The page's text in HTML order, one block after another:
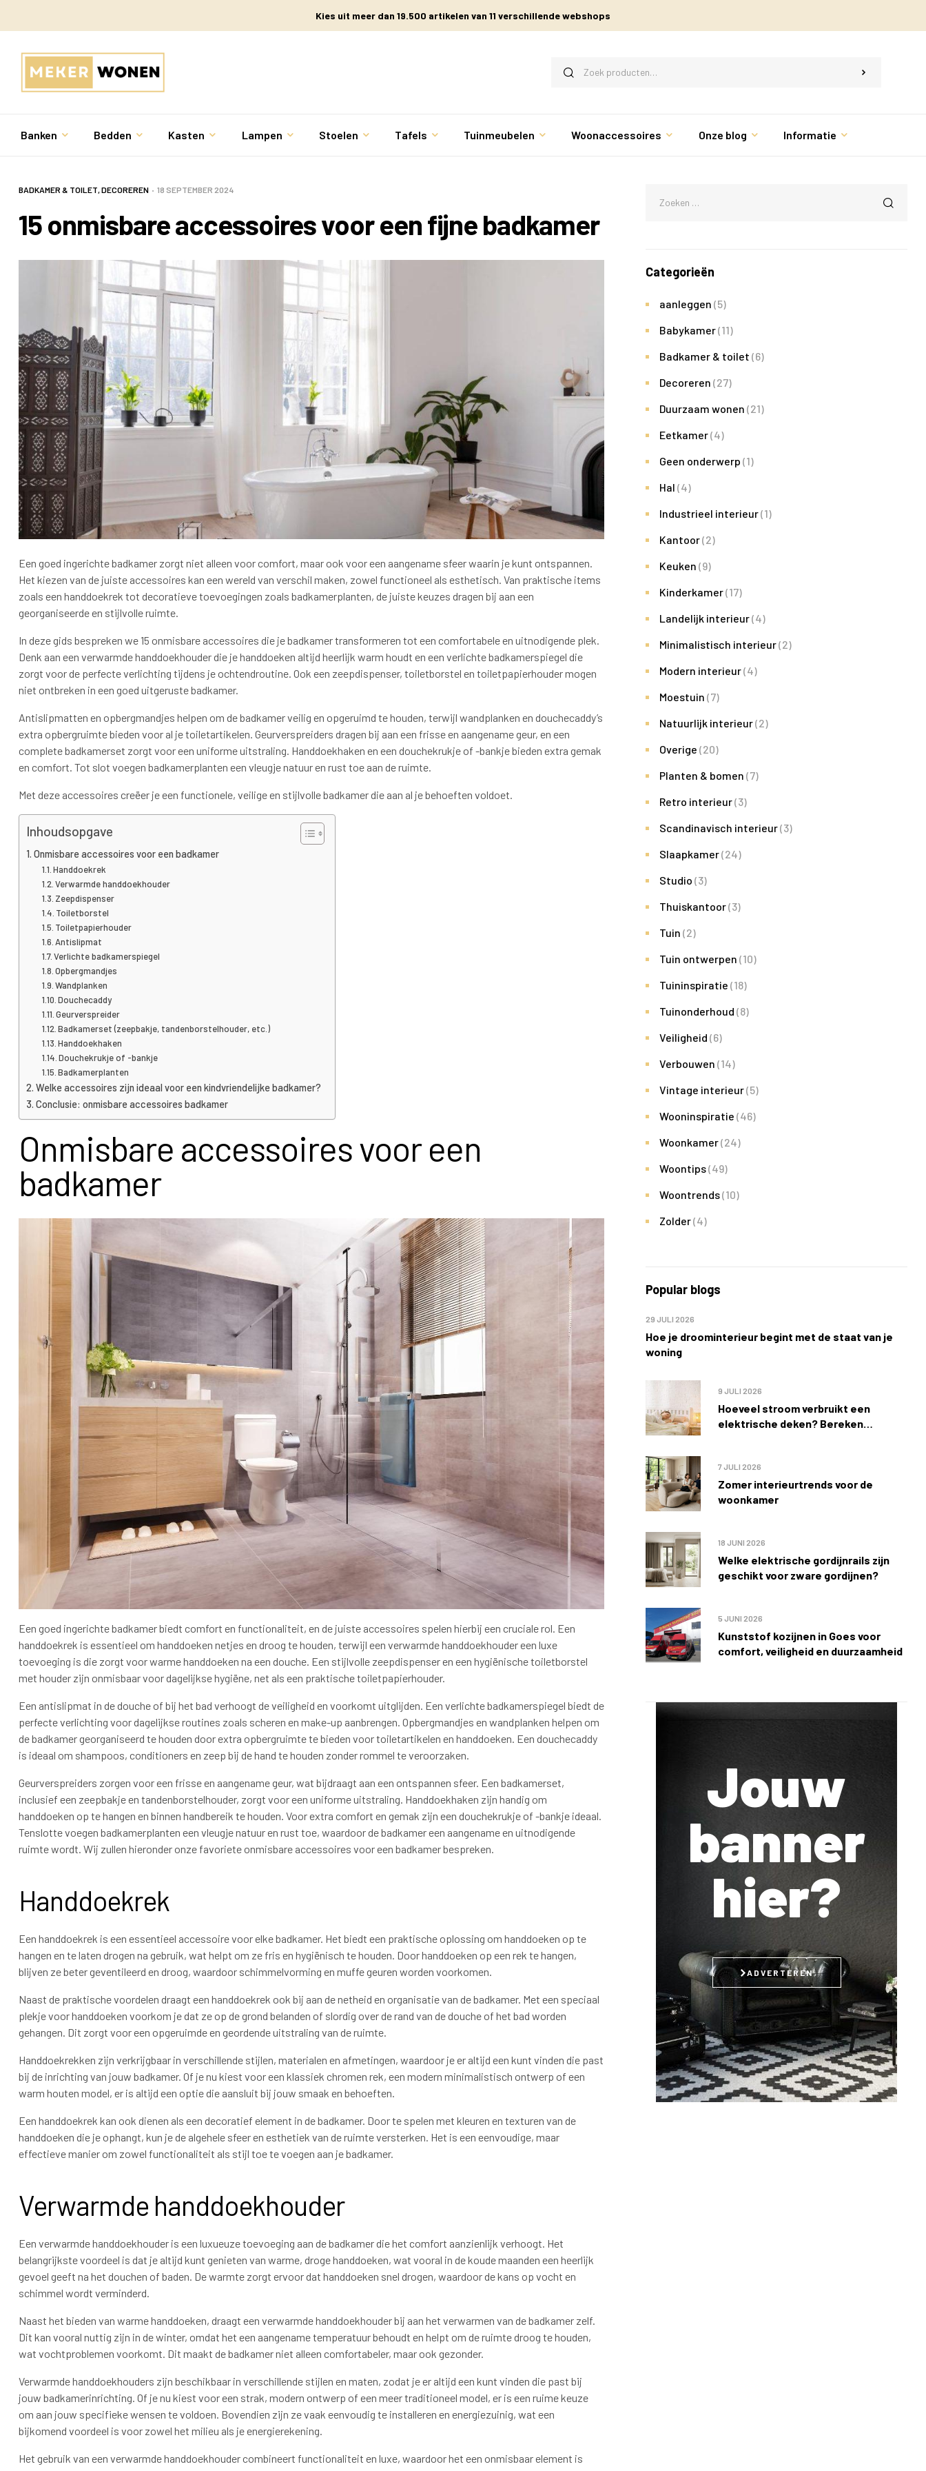
Kies uit meer dan 19.500 artikelen van 11 verschillende webshops
Banken Bedden Kasten Lampen Stoelen Tafels Tuinmeubelen Woonaccessoires Onze blog Informatie
BADKAMER & TOILET,DECOREREN 18 SEPTEMBER 2024
15 onmisbare accessoires voor een fijne badkamer
Een goed ingerichte badkamer zorgt niet alleen voor comfort, maar ook voor een aangename sfeer waarin je kunt ontspannen.
Het kiezen van de juiste accessoires kan een wereld van verschil maken, zowel functioneel als esthetisch. Van praktische items
zoals een handdoekrek tot decoratieve toevoegingen zoals badkamerplanten, de juiste keuzes dragen bij aan een
georganiseerde en stijlvolle ruimte.
In deze gids bespreken we 15 onmisbare accessoires die je badkamer transformeren tot een comfortabele en uitnodigende plek.
Denk aan een verwarmde handdoekhouder die je handdoeken altijd heerlijk warm houdt en een verlichte badkamerspiegel die
zorgt voor de perfecte verlichting tijdens je ochtendroutine. Ook een zeepdispenser, toiletborstel en toiletpapierhouder mogen
niet ontbreken in een goed uitgeruste badkamer.
Antislipmatten en opbergmandjes helpen om de badkamer veilig en opgeruimd te houden, terwijl wandplanken en douchecaddy’s
extra opbergruimte bieden voor al je toiletartikelen. Geurverspreiders dragen bij aan een frisse en aangename geur, en een
complete badkamerset zorgt voor een uniforme uitstraling. Handdoekhaken en een douchekrukje of -bankje bieden extra gemak
en comfort. Tot slot voegen badkamerplanten een vleugje natuur en rust toe aan de ruimte.
Met deze accessoires creëer je een functionele, veilige en stijlvolle badkamer die aan al je behoeften voldoet.
Inhoudsopgave
Onmisbare accessoires voor een badkamer
Handdoekrek
Verwarmde handdoekhouder
Zeepdispenser
Toiletborstel
Toiletpapierhouder
Antislipmat
Verlichte badkamerspiegel
Opbergmandjes
Wandplanken
Douchecaddy
Geurverspreider
Badkamerset (zeepbakje, tandenborstelhouder, etc.)
Handdoekhaken
Douchekrukje of -bankje
Badkamerplanten
Welke accessoires zijn ideaal voor een kindvriendelijke badkamer?
Conclusie: onmisbare accessoires badkamer
Onmisbare accessoires voor een
badkamer
Een goed ingerichte badkamer biedt comfort en functionaliteit, en de juiste accessoires spelen hierbij een cruciale rol. Een
handdoekrek is essentieel om handdoeken netjes en droog te houden, terwijl een verwarmde handdoekhouder een luxe
toevoeging is die zorgt voor warme handdoeken na een douche. Een stijlvolle zeepdispenser en een hygiënische toiletborstel
met houder zijn onmisbaar voor dagelijkse hygiëne, net als een praktische toiletpapierhouder.
Een antislipmat in de douche of bij het bad verhoogt de veiligheid en voorkomt uitglijden. Een verlichte badkamerspiegel biedt de
perfecte verlichting voor dagelijkse routines zoals scheren en make-up aanbrengen. Opbergmandjes en wandplanken helpen om
de badkamer georganiseerd te houden door extra opbergruimte te bieden voor toiletartikelen en handdoeken. Een douchecaddy
is ideaal om shampoos, conditioners en zeep bij de hand te houden zonder rommel te veroorzaken.
Geurverspreiders zorgen voor een frisse en aangename geur, wat bijdraagt aan een ontspannen sfeer. Een badkamerset,
inclusief een zeepbakje en tandenborstelhouder, zorgt voor een uniforme uitstraling. Handdoekhaken zijn handig om
handdoeken op te hangen en binnen handbereik te houden. Voor extra comfort en gemak zijn een douchekrukje of -bankje ideaal.
Tenslotte voegen badkamerplanten een vleugje natuur en rust toe, waardoor de badkamer een aangename en uitnodigende
ruimte wordt. Wij zullen hieronder onze favoriete onmisbare accessoires voor een badkamer bespreken.
Handdoekrek
Een handdoekrek is een essentieel accessoire voor elke badkamer. Het biedt een praktische oplossing om handdoeken op te
hangen en te laten drogen na gebruik, wat helpt om ze fris en hygiënisch te houden. Door handdoeken op een rek te hangen,
blijven ze beter geventileerd en droog, waardoor schimmelvorming en muffe geuren worden voorkomen.
Naast de praktische voordelen draagt een handdoekrek ook bij aan de netheid en organisatie van de badkamer. Met een speciaal
plekje voor handdoeken voorkom je dat ze op de grond belanden of slordig over de rand van de douche of het bad worden
gehangen. Dit zorgt voor een opgeruimde en geordende uitstraling van de ruimte.
Handdoekrekken zijn verkrijgbaar in verschillende stijlen, materialen en afmetingen, waardoor je er altijd een kunt vinden die past
bij de inrichting van jouw badkamer. Of je nu kiest voor een klassiek chromen rek, een modern minimalistisch ontwerp of een
warm houten model, er is altijd een optie die aansluit bij jouw smaak en behoeften.
Een handdoekrek kan ook dienen als een decoratief element in de badkamer. Door te spelen met kleuren en texturen van de
handdoeken die je ophangt, kun je de algehele sfeer en esthetiek van de ruimte versterken. Het is een eenvoudige, maar
effectieve manier om zowel functionaliteit als stijl toe te voegen aan je badkamer.
Verwarmde handdoekhouder
Een verwarmde handdoekhouder is een luxueuze toevoeging aan de badkamer die het comfort aanzienlijk verhoogt. Het
belangrijkste voordeel is dat je altijd kunt genieten van warme, droge handdoeken, wat vooral in de koude maanden een heerlijk
gevoel geeft na het douchen of baden. De warmte zorgt ervoor dat handdoeken snel drogen, waardoor de kans op vocht en
schimmel wordt verminderd.
Naast het bieden van warme handdoeken, draagt een verwarmde handdoekhouder bij aan het verwarmen van de badkamer zelf.
Dit kan vooral nuttig zijn in de winter, omdat het een aangename temperatuur behoudt en helpt om de ruimte droog te houden,
wat vochtproblemen voorkomt. Dit maakt de badkamer niet alleen comfortabeler, maar ook gezonder.
Verwarmde handdoekhouders zijn beschikbaar in verschillende stijlen en maten, zodat je er altijd een kunt vinden die past bij
jouw badkamerinrichting. Of je nu kiest voor een strak, modern ontwerp of een meer traditioneel model, er is een ruime keuze
om aan jouw specifieke wensen te voldoen. Bovendien zijn ze vaak eenvoudig te installeren en energiezuinig, wat een
bijkomend voordeel is voor zowel het milieu als je energierekening.
Het gebruik van een verwarmde handdoekhouder combineert functionaliteit en luxe, waardoor het een onmisbaar element is
Categorieën
aanleggen (5)
Babykamer(11)
Badkamer & toilet (6)
Decoreren (27)
Duurzaam wonen (21)
Eetkamer(4)
Geen onderwerp (1)
Hal (4)
Industrieel interieur(1)
Kantoor(2)
Keuken (9)
Kinderkamer(17)
Landelijk interieur(4)
Minimalistisch interieur(2)
Modern interieur(4)
Moestuin (7)
Natuurlijk interieur(2)
Overige (20)
Planten & bomen (7)
Retro interieur(3)
Scandinavisch interieur(3)
Slaapkamer(24)
Studio (3)
Thuiskantoor(3)
Tuin (2)
Tuin ontwerpen (10)
Tuininspiratie (18)
Tuinonderhoud (8)
Veiligheid (6)
Verbouwen (14)
Vintage interieur(5)
Wooninspiratie (46)
Woonkamer(24)
Woontips(49)
Woontrends(10)
Zolder(4)
Popular blogs
Hoe je droominterieur begint met de staat van je
woning
29 JULI 2026
Hoeveel stroom verbruikt een
elektrische deken? Bereken
9 JULI 2026
Zomer interieurtrends voor de
woonkamer
7 JULI 2026
Welke elektrische gordijnrails zijn
geschikt voor zware gordijnen?
18 JUNI 2026
Kunststof kozijnen in Goes voor
comfort, veiligheid en duurzaamheid
5 JUNI 2026
Jouw
banner
hier?
ADVERTEREN